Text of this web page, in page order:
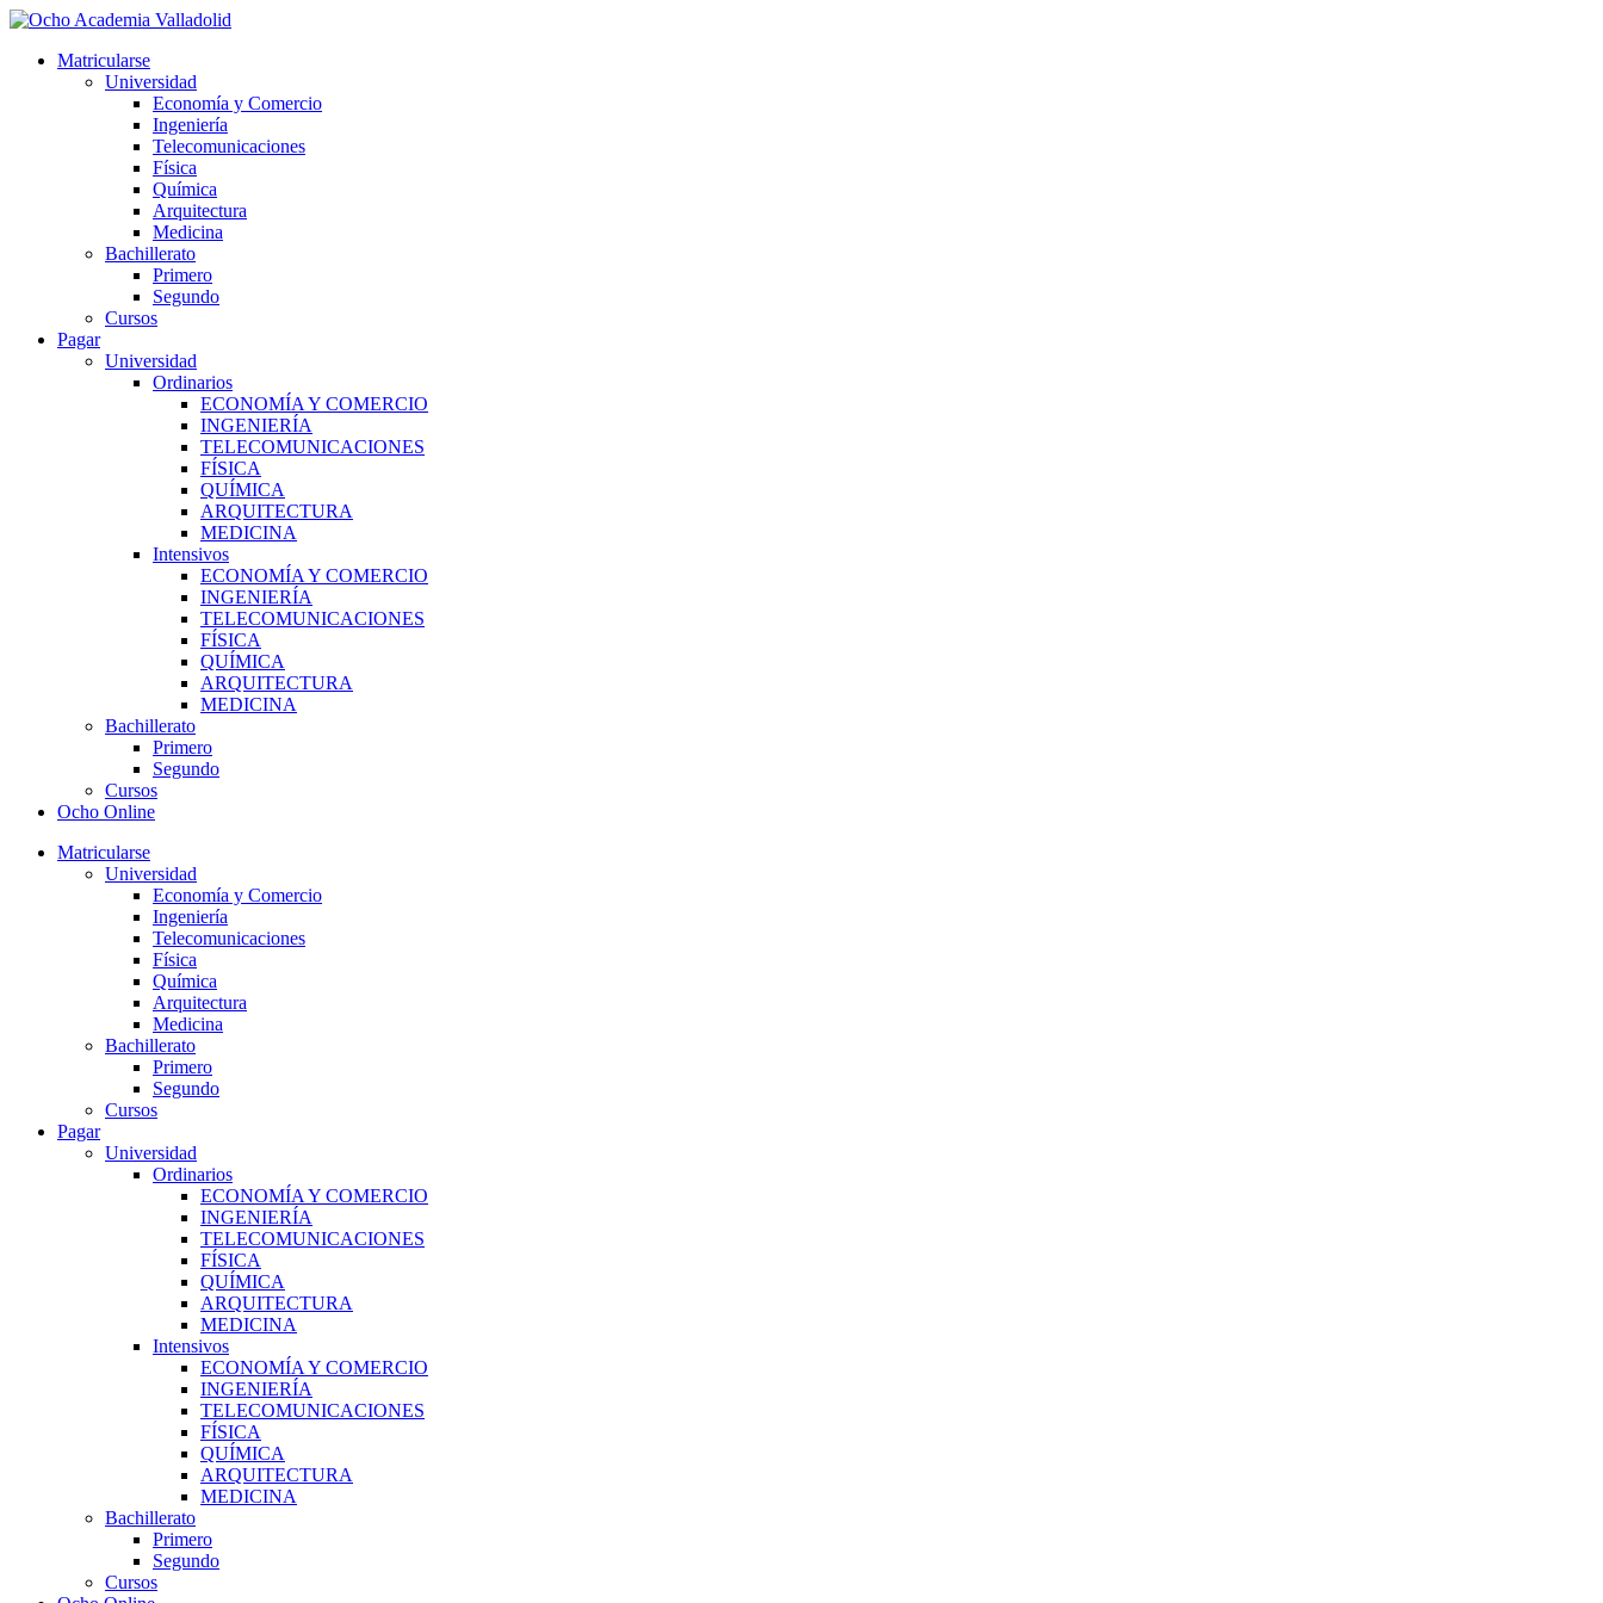
Ir
contenidoMatricularse
Universidad
Economía y Comercio
Ingeniería
Telecomunicaciones
Física
Química
Arquitectura
Medicina
Bachillerato
Primero
Segundo
Cursos
Pagar
Universidad
Ordinarios
ECONOMÍA Y COMERCIO
INGENIERÍA
TELECOMUNICACIONES
FÍSICA
QUÍMICA
ARQUITECTURA
MEDICINA
Intensivos
ECONOMÍA Y COMERCIO
INGENIERÍA
TELECOMUNICACIONES
FÍSICA
QUÍMICA
ARQUITECTURA
MEDICINA
Bachillerato
Primero
Segundo
Cursos
Ocho Online
Matricularse
Universidad
Economía y Comercio
Ingeniería
Telecomunicaciones
Física
Química
Arquitectura
Medicina
Bachillerato
Primero
Segundo
Cursos
Pagar
Universidad
Ordinarios
ECONOMÍA Y COMERCIO
INGENIERÍA
TELECOMUNICACIONES
FÍSICA
QUÍMICA
ARQUITECTURA
MEDICINA
Intensivos
ECONOMÍA Y COMERCIO
INGENIERÍA
TELECOMUNICACIONES
FÍSICA
QUÍMICA
ARQUITECTURA
MEDICINA
Bachillerato
Primero
Segundo
Cursos